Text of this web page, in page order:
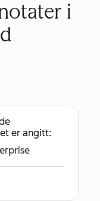
i
er angitt: